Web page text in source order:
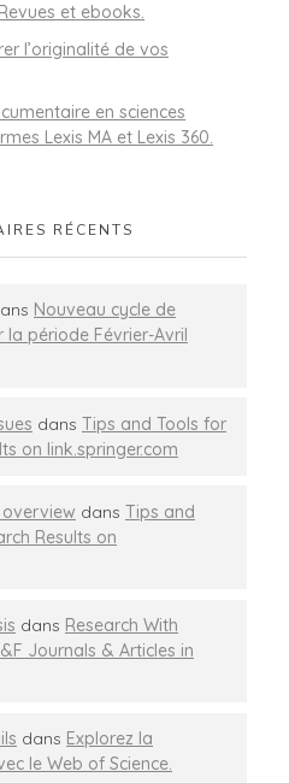
et ebooks.
l’originalité de vos
en sciences
Lexis MA et Lexis 360.
RÉCENTS
Nouveau cycle de
période Février-Avril
dans Tips and Tools for
on link.springer.com
dans Tips and
Results on
dans Research With
Journals & Articles in
dans Explorez la
le Web of Science.